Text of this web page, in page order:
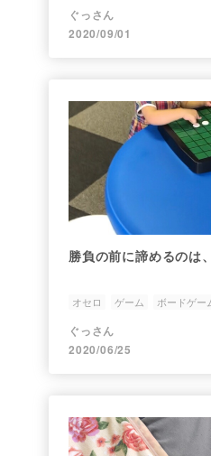
会長シリーズ
ぐっさん
2020/09/01
勝負の前に諦めるのは
オセロ ゲーム ボードゲー
ぐっさん
2020/06/25